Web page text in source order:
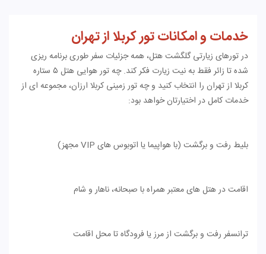
خدمات و امکانات تور کربلا از تهران
در تورهای زیارتی گلگشت هتل، همه جزئیات سفر طوری برنامه ریزی
شده تا زائر فقط به نیت زیارت فکر کند. چه تور هوایی هتل ۵ ستاره
کربلا از تهران را انتخاب کنید و چه تور زمینی کربلا ارزان، مجموعه ای از
خدمات کامل در اختیارتان خواهد بود:
بلیط رفت و برگشت (با هواپیما یا اتوبوس های VIP مجهز)
اقامت در هتل های معتبر همراه با صبحانه، ناهار و شام
ترانسفر رفت و برگشت از مرز یا فرودگاه تا محل اقامت